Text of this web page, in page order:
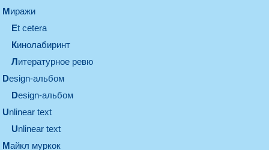
миражи
et cetera
кинолабиринт
литературное ревю
design-альбом
design-альбом
unlinear text
Unlinear text
майкл муркок